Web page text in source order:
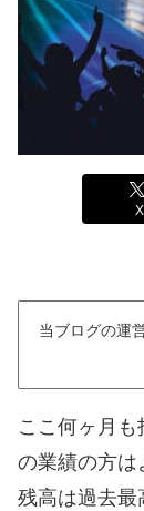
X
当ブログの運
ここ何ヶ月
の業績の方は
残高は過去最